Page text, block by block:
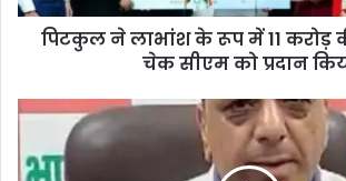
पिटकुल ने लाभांश के रूप में 11 करोड़
चेक सीएम को प्रदान